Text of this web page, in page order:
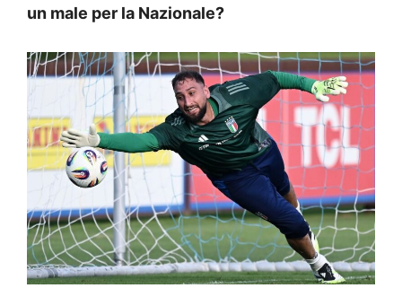
un male per la Nazionale?